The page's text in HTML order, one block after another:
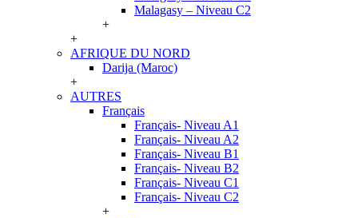
Malagasy – Niveau C2
+
+
AFRIQUE DU NORD
Darija (Maroc)
+
AUTRES
Français
Français- Niveau A1
Français- Niveau A2
Français- Niveau B1
Français- Niveau B2
Français- Niveau C1
Français- Niveau C2
+